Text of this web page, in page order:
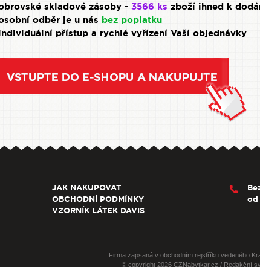
skladové zásoby - 3566 ks zboží ihned k
odběr je u nás bez poplatku
přístup a rychlé vyřízení Vaší objednávky
JAK NAKUPOVAT
OBCHODNÍ PODMÍNKY
VZORNÍK LÁTEK DAVIS
od
Firma zapsaná v obchodním rejstříku vedeného
© copyright 2026 CZNabytkar.cz / Redakční